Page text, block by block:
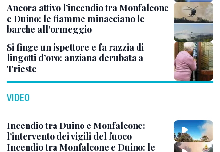
Ancora attivo l’incendio tra Monfalcone
e Duino: le fiamme minacciano le
barche all’ormeggio
Si finge un ispettore e fa razzia di
lingotti d’oro: anziana derubata a
Trieste
VIDEO
Incendio tra Duino e Monfalcone:
l’intervento dei vigili del fuoco
Incendio tra Monfalcone e Duino: le